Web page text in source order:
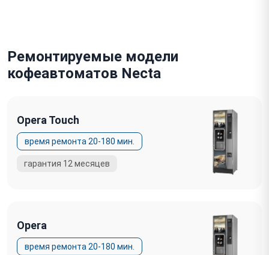
Ремонтируемые модели
кофеавтоматов Necta
Opera Touch
Opera